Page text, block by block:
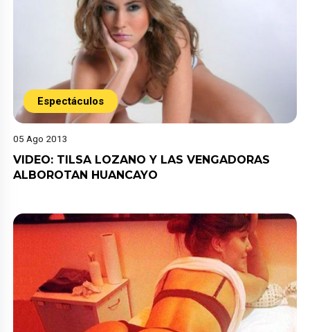
Espectáculos
05 Ago 2013
VIDEO: TILSA LOZANO Y LAS VENGADORAS
ALBOROTAN HUANCAYO